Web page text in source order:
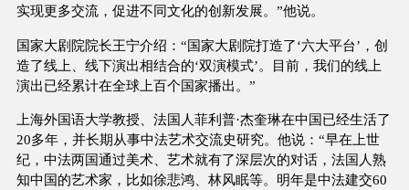
实现更多交流，促进不同文化的创新发展。”他说。
国家大剧院院长王宁介绍：“国家大剧院打造了‘六大平台’，创
造了线上、线下演出相结合的‘双演模式’。目前，我们的线上
演出已经累计在全球上百个国家播出。”
上海外国语大学教授、法国人菲利普·杰奎琳在中国已经生活了
20多年，并长期从事中法艺术交流史研究。他说：“早在上世
纪，中法两国通过美术、艺术就有了深层次的对话，法国人熟
知中国的艺术家，比如徐悲鸿、林风眠等。明年是中法建交60